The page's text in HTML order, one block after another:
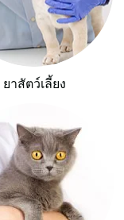
ยาสัตว์เลี้ยง